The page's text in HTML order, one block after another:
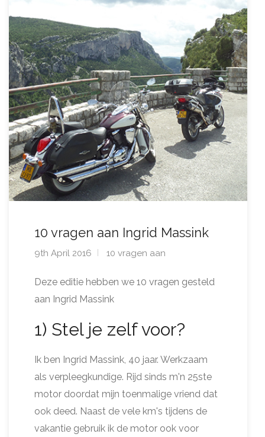
10 vragen aan Ingrid Massink
9th April 2016 10 vragen aan
Deze editie hebben we 10 vragen gesteld
aan Ingrid Massink
1) Stel je zelf voor?
Ik ben Ingrid Massink, 40 jaar. Werkzaam
als verpleegkundige. Rijd sinds m'n 25ste
motor doordat mijn toenmalige vriend dat
ook deed. Naast de vele km's tijdens de
vakantie gebruik ik de motor ook voor